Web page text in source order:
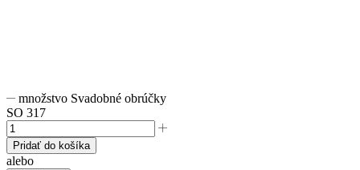
množstvo Svadobné obrúčky
SO 317
Pridať do košíka
alebo